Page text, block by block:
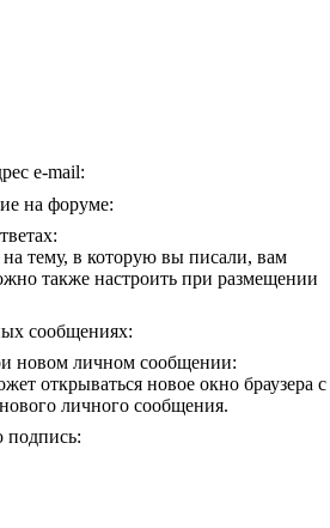
e-mail:
на форуме:
на тему, в которую вы писали, вам
также настроить при размещении
сообщениях:
новом личном сообщении:
открываться новое окно браузера с
личного сообщения.
подпись: